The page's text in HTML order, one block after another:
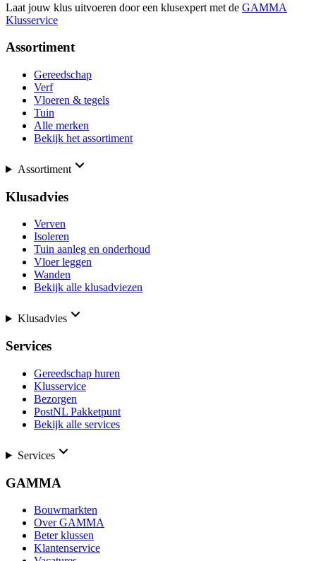
Laat jouw klus uitvoeren door een klusexpert met de GAMMA
Klusservice
Assortiment
Gereedschap
Verf
Vloeren & tegels
Tuin
Alle merken
Bekijk het assortiment
Assortiment
Klusadvies
Verven
Isoleren
Tuin aanleg en onderhoud
Vloer leggen
Wanden
Bekijk alle klusadviezen
Klusadvies
Services
Gereedschap huren
Klusservice
Bezorgen
PostNL Pakketpunt
Bekijk alle services
Services
GAMMA
Bouwmarkten
Over GAMMA
Beter klussen
Klantenservice